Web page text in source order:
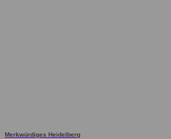
Merkwürdiges Heidelberg